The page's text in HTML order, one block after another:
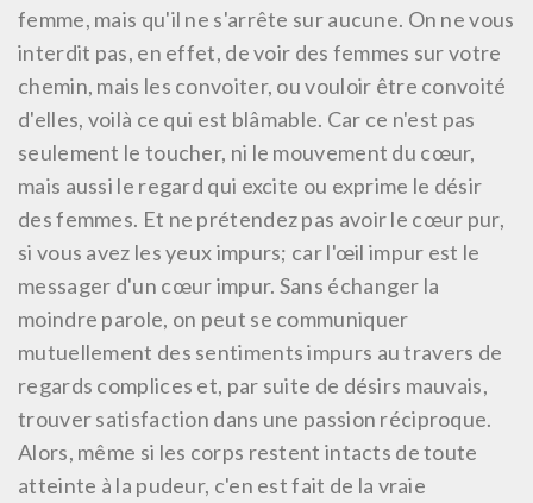
femme, mais qu'il ne s'arrête sur aucune. On ne vous
interdit pas, en effet, de voir des femmes sur votre
chemin, mais les convoiter, ou vouloir être convoité
d'elles, voilà ce qui est blâmable. Car ce n'est pas
seulement le toucher, ni le mouvement du cœur,
mais aussi le regard qui excite ou exprime le désir
des femmes. Et ne prétendez pas avoir le cœur pur,
si vous avez les yeux impurs; car l'œil impur est le
messager d'un cœur impur. Sans échanger la
moindre parole, on peut se communiquer
mutuellement des sentiments impurs au travers de
regards complices et, par suite de désirs mauvais,
trouver satisfaction dans une passion réciproque.
Alors, même si les corps restent intacts de toute
atteinte à la pudeur, c'en est fait de la vraie